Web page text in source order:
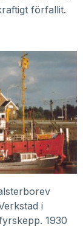
förfallit.
i
1930